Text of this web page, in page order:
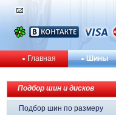
Главная Шины
Подбор шин и дисков
Подбор шин по размеру